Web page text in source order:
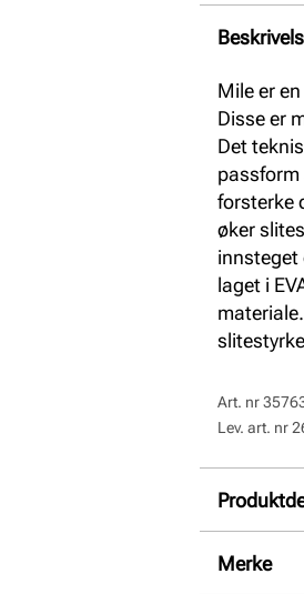
Mile er
Disse er
Det
passform
forsterke
øker
innsteget
laget i
Art. nr
Lev. art. nr
Overdel:
Merke